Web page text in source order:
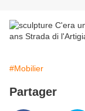
#Mobilier
Partager